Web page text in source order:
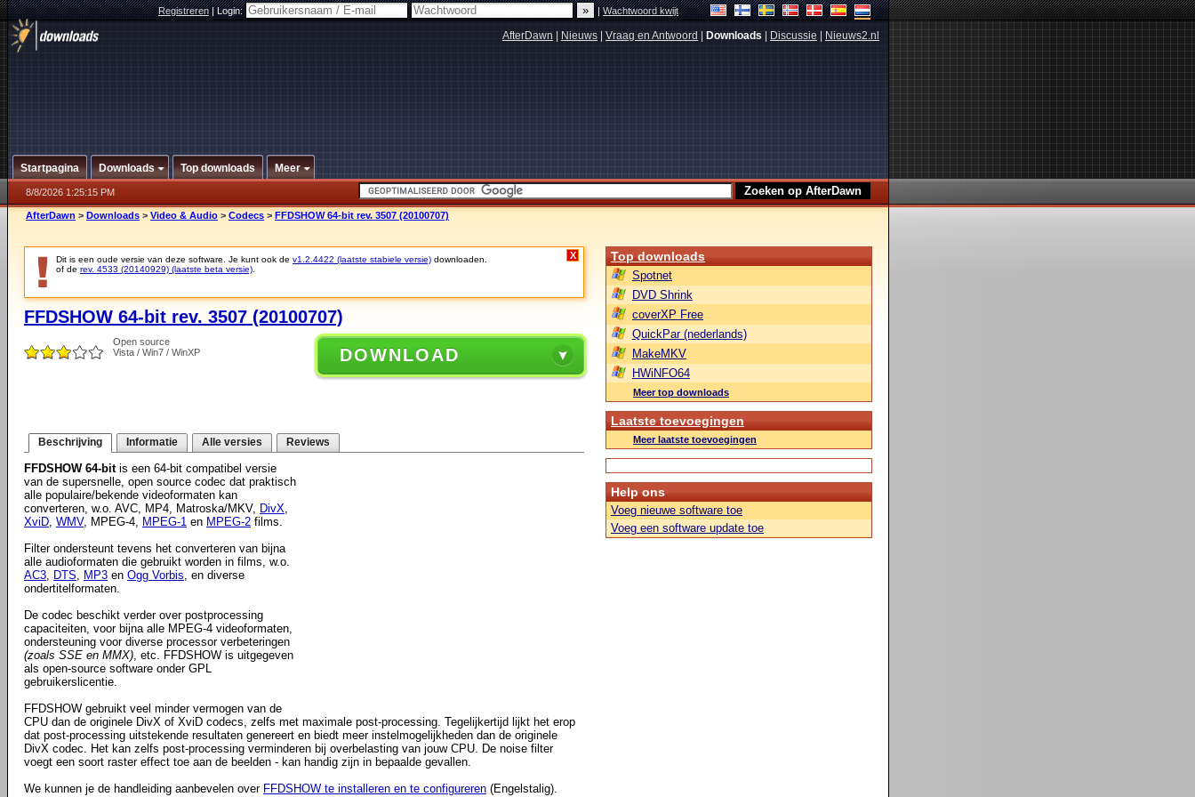
Registreren|Login: |Wachtwoord kwijt
AfterDawn Nieuws Vraag en Antwoord Downloads Discussie Nieuws2.nl
Startpagina Downloads Top downloads Meer
8/8/2026 1:25:15 PM
AfterDawn > Downloads > Video & Audio > Codecs > FFDSHOW 64-bit rev. 3507 (20100707)
Dit is een oude versie van deze software. Je kunt ook de v1.2.4422 (laatste stabiele versie) downloaden.
of de rev. 4533 (20140929) (laatste beta versie)
X
FFDSHOW 64-bit rev. 3507 (20100707)
Open source
Vista / Win7 / WinXP
DOWNLOAD
Beschrijving Informatie Alle versies Reviews
FFDSHOW 64-bitis een 64-bit compatibel versie
van de supersnelle, open source codec dat praktisch
alle populaire/bekende videoformaten kan
converteren, w.o. AVC, MP4, Matroska/MKV, DivX,
XviD, WMV, MPEG-4, MPEG-1 en MPEG-2 films.
Filter ondersteunt tevens het converteren van bijna
alle audioformaten die gebruikt worden in films, w.o.
AC3, DTS, MP3 en Ogg Vorbis, en diverse
ondertitelformaten.
De codec beschikt verder over postprocessing
capaciteiten, voor bijna alle MPEG-4 videoformaten,
ondersteuning voor diverse processor verbeteringen
(zoals SSE en MMX), etc. FFDSHOW is uitgegeven
als open-source software onder GPL
gebruikerslicentie.
FFDSHOW gebruikt veel minder vermogen van de
CPU dan de originele DivX of XviD codecs, zelfs met maximale post-processing. Tegelijkertijd lijkt het erop
dat post-processing uitstekende resultaten genereert en biedt meer instelmogelijkheden dan de originele
DivX codec. Het kan zelfs post-processing verminderen bij overbelasting van jouw CPU. De noise filter
voegt een soort raster effect toe aan de beelden - kan handig zijn in bepaalde gevallen.
We kunnen je de handleiding aanbevelen over FFDSHOW te installeren en te configureren (Engelstalig).
Top downloads
Spotnet
DVD Shrink
coverXP Free
QuickPar (nederlands)
MakeMKV
HWiNFO64
Meer top downloads
Laatste toevoegingen
Meer laatste toevoegingen
Help ons
Voeg nieuwe software toe
Voeg een software update toe